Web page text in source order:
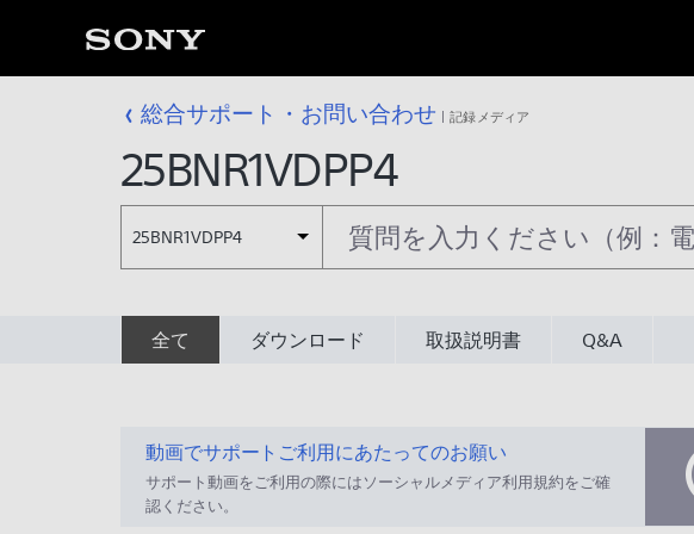
総合サポート・お問い合わせ 記録メディア
25BNR1VDPP4
25BNR1VDPP4
全て ダウンロード 取扱説明書 Q&A
動画でサポートご利用にあたってのお願い
サポート動画をご利用の際にはソーシャルメディア利用規約をご確
認ください。